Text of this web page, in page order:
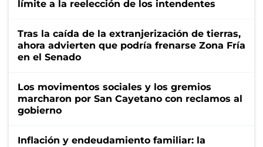
límite a la reelección de los intendentes
Tras la caída de la extranjerización de tierras,
ahora advierten que podría frenarse Zona Fría
en el Senado
Los movimentos sociales y los gremios
marcharon por San Cayetano con reclamos al
gobierno
Inflación y endeudamiento familiar: la